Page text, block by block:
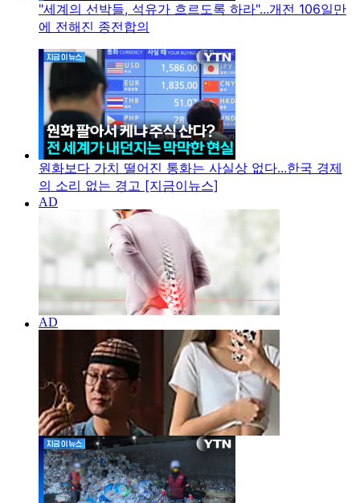
"세계의 선박들, 석유가 흐르도록 하라"...개전 106일만
에 전해진 종전합의
원화보다 가치 떨어진 통화는 사실상 없다...한국 경제
의 소리 없는 경고 [지금이뉴스]